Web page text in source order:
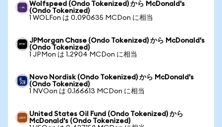
Wolfspeed (Ondo Tokenized) から McDonald's
(Ondo Tokenized)
1 WOLFon は 0.090635 MCDon に相当
JPMorgan Chase (Ondo Tokenized) から McDonald's
(Ondo Tokenized)
1 JPMon は 1.2904 MCDon に相当
Novo Nordisk (Ondo Tokenized) から McDonald's
(Ondo Tokenized)
1 NVOon は 0.166613 MCDon に相当
United States Oil Fund (Ondo Tokenized) から
McDonald's (Ondo Tokenized)